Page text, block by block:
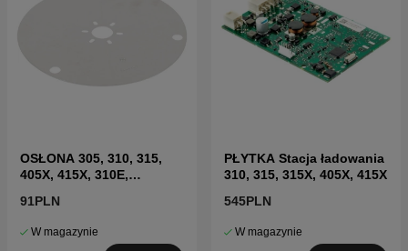
OSŁONA 305, 310, 315,
405X, 415X, 310E,
91PLN
W magazynie
PŁYTKA Stacja ładowania
310, 315, 315X, 405X, 415X
545PLN
W magazynie